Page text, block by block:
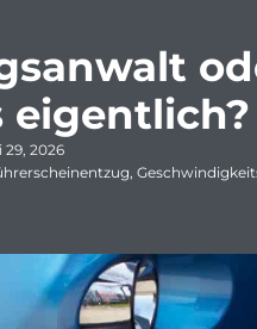
eigentlich?
29, 2026
,